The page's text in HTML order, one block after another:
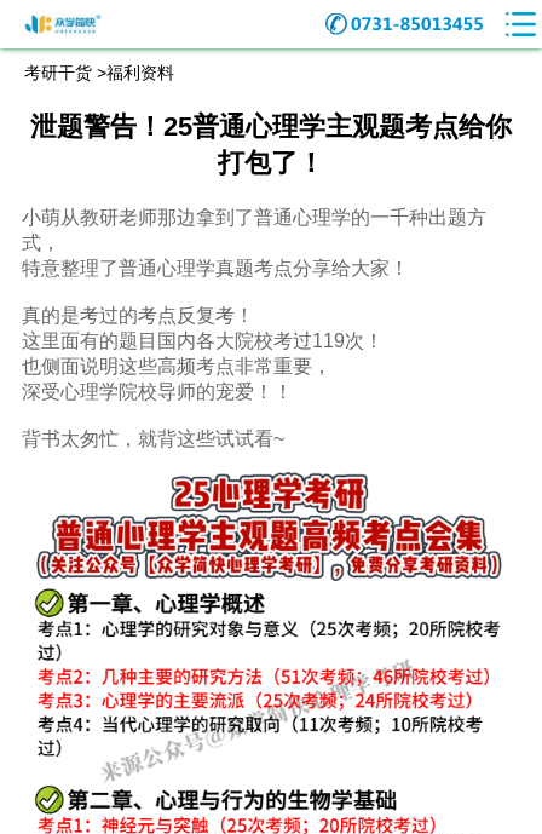
考研干货 >福利资料
泄题警告！25普通心理学主观题考点给你
打包了！
小萌从教研老师那边拿到了普通心理学的一千种出题方
式，
特意整理了普通心理学真题考点分享给大家！
真的是考过的考点反复考！
这里面有的题目国内各大院校考过119次！
也侧面说明这些高频考点非常重要，
深受心理学院校导师的宠爱！！
背书太匆忙，就背这些试试看~